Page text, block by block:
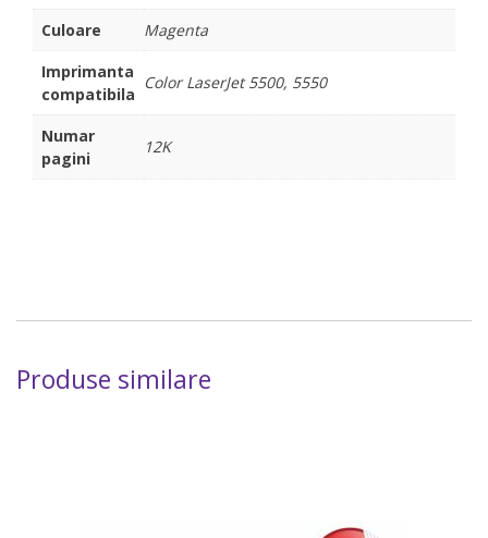
Culoare
Magenta
Imprimanta
compatibila
Color LaserJet 5500, 5550
Numar
pagini
12K
Produse similare